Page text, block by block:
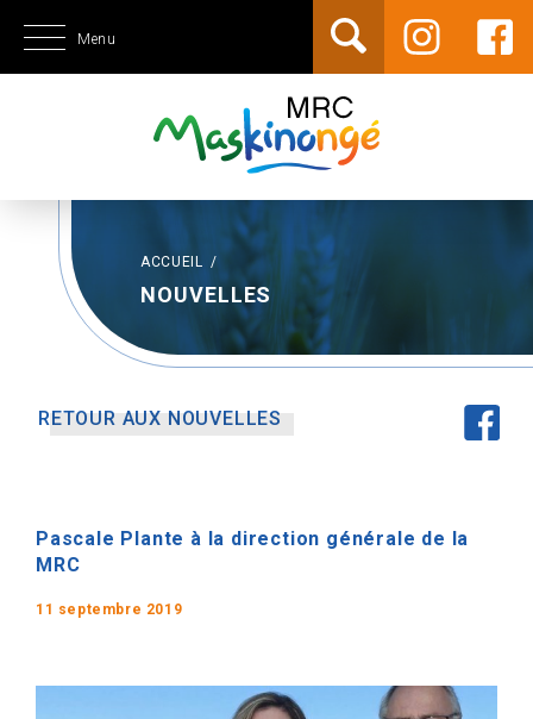
Menu
ACCUEIL /
NOUVELLES
RETOUR AUX NOUVELLES
Pascale Plante à la direction générale de la
MRC
11 septembre 2019